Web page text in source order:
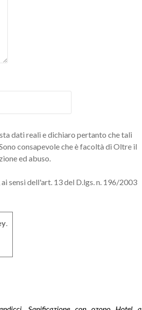
dati reali e dichiaro pertanto che tali
consapevole che è facoltà di Oltre il
ed abuso.
sensi dell'art. 13 del D.lgs. n. 196/2003
.